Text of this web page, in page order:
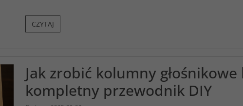
CZYTAJ
Jak zrobić kolumny
kompletny przewodnik DIY